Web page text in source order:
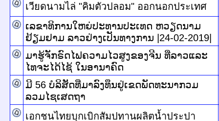
เวียดนามไล่ "คิมตัวปลอม" ออกนอกประเทศ
ເລຂາທິການໃຫຍ່ປະທານປະເທດ ຫວຽດນາມ
ຢ້ຽມຢາມ ລາວຢ່າງເປັນທາງການ |24-02-2019|
ມາຮູ້ຈັກຣົດໄຟຄວາມໄວສູງຂອງຈີນ ທີ່ລາວແລະ
ໄທຈະໄດ້ໄຊ້ ໃນອານາຄົດ
ມີ 56 ບໍລິສັດທີ່ມາລົງທຶນຢູ່ເຂດພັດທະນາກວມ
ລວມໄຊເສດຖາ
เอกชนไทยบุกเบิกสัมปทานผลิตน้ำประปา